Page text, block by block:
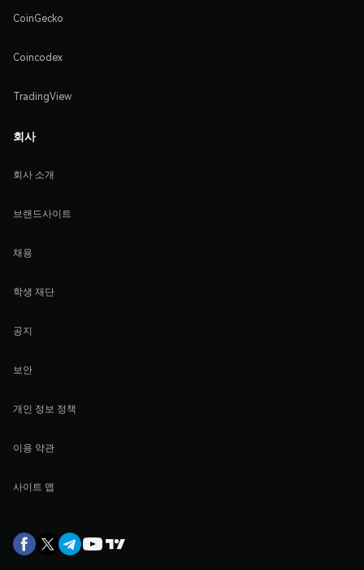
CoinGecko
Coincodex
TradingView
회사
회사 소개
브랜드사이트
채용
학생 재단
공지
보안
개인 정보 정책
이용 약관
사이트 맵